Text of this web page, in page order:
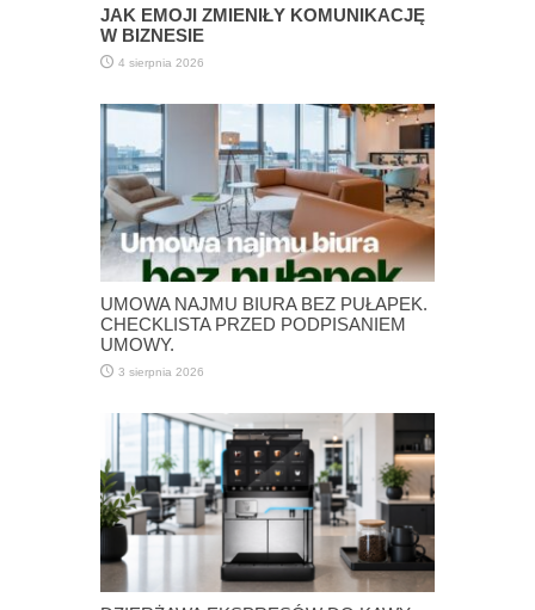
JAK EMOJI ZMIENIŁY KOMUNIKACJĘ
W BIZNESIE
4 sierpnia 2026
UMOWA NAJMU BIURA BEZ PUŁAPEK.
CHECKLISTA PRZED PODPISANIEM
UMOWY.
3 sierpnia 2026